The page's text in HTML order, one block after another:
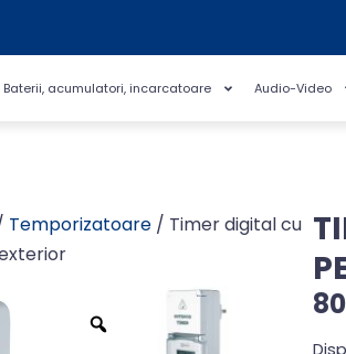
Baterii, acumulatori, incarcatoare Audio-Video
Temporizatoare / Timer digital cu